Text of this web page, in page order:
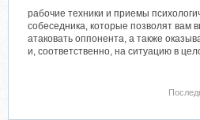
рабочие техники и приемы
собеседника, которые позволят вам
атаковать оппонента, а также
и, соответственно, на ситуацию в